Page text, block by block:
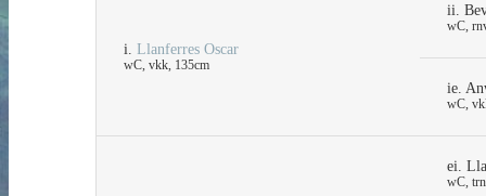
i. Llanferres Oscar
wC, vkk, 135cm
ii.
wC,
ie.
wC,
ei.
wC,